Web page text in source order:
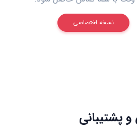
نسخه اختصاصی
پشتیبانی